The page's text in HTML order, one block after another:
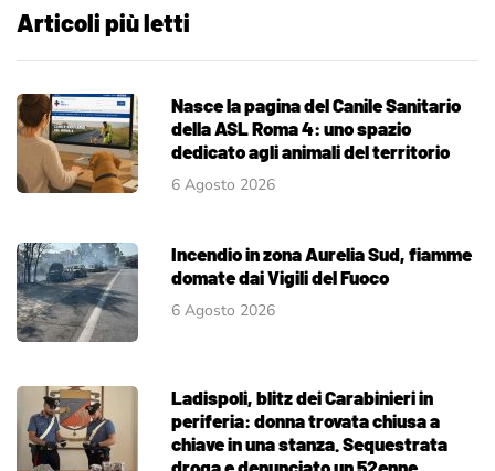
Articoli più letti
Nasce la pagina del Canile Sanitario
della ASL Roma 4: uno spazio
dedicato agli animali del territorio
6 Agosto 2026
Incendio in zona Aurelia Sud, fiamme
domate dai Vigili del Fuoco
6 Agosto 2026
Ladispoli, blitz dei Carabinieri in
periferia: donna trovata chiusa a
chiave in una stanza. Sequestrata
droga e denunciato un 52enne